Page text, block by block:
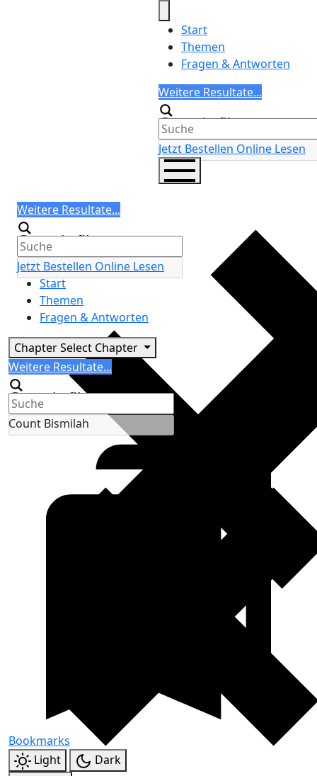
Start
Themen
Fragen & Antworten
Search
Weitere Resultate...
Generic filters
Jetzt Bestellen Online Lesen
Search
Weitere Resultate...
Generic filters
Jetzt Bestellen Online Lesen
Start
Themen
Fragen & Antworten
ChapterSelect Chapter
Search
Weitere Resultate...
Generic filters
Count Bismilah
Bookmarks
Light
Dark